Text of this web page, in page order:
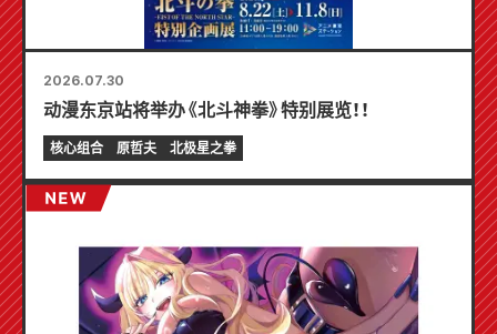
2026.07.30
动漫东京站将举办《北斗神拳》特别展览！！
核心组合 原哲夫 北极星之拳